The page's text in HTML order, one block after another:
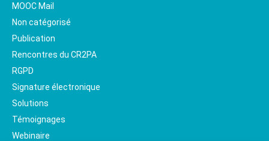
MOOC Mail
Non catégorisé
Publication
Rencontres du CR2PA
RGPD
Signature électronique
Solutions
Témoignages
Webinaire